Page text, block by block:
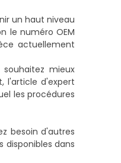
un haut niveau
le numéro OEM
actuellement
mieux
l'article d'expert
les procédures
besoin d'autres
disponibles dans